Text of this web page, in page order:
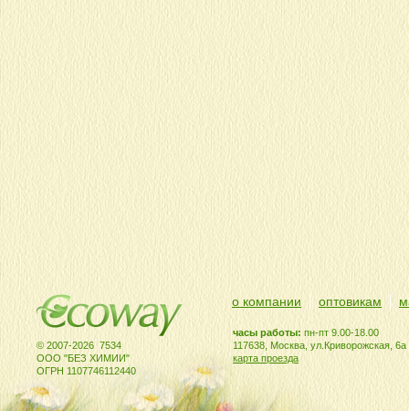
© 2007-2026 7534
ООО "БЕЗ ХИМИИ"
ОГРН 1107746112440
часы работы: пн-пт 9.00-18.00
117638, Москва, ул.Криворожская, 6а
карта проезда
о компании оптовикам